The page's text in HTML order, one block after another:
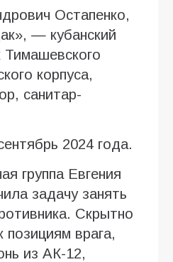
Остапенко,
— кубанский
Тимашевского
корпуса,
санитар-
2024 года.
группа Евгения
задачу занять
Скрытно
позициям врага,
из АК-12,